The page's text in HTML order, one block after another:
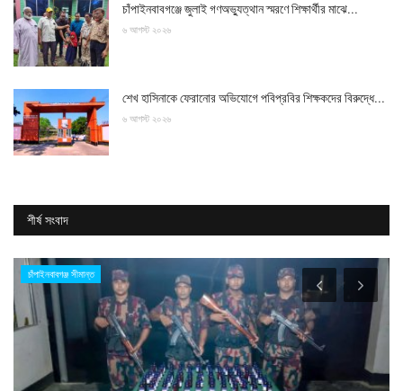
চাঁপাইনবাবগঞ্জে জুলাই গণঅভ্যুত্থান স্মরণে শিক্ষার্থীর মাঝে...
৬ আগস্ট ২০২৬
শেখ হাসিনাকে ফেরানোর অভিযোগে পবিপ্রবির শিক্ষকদের বিরুদ্ধে...
৬ আগস্ট ২০২৬
শীর্ষ সংবাদ
চাঁপাইনবাবগঞ্জ সীমান্ত